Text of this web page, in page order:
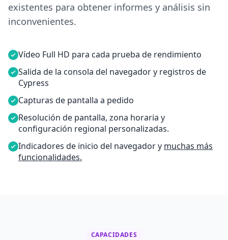
existentes para obtener informes y análisis sin
inconvenientes.
Vídeo Full HD para cada prueba de rendimiento
Salida de la consola del navegador y registros de
Cypress
Capturas de pantalla a pedido
Resolución de pantalla, zona horaria y
configuración regional personalizadas.
Indicadores de inicio del navegador y muchas más
funcionalidades.
CAPACIDADES